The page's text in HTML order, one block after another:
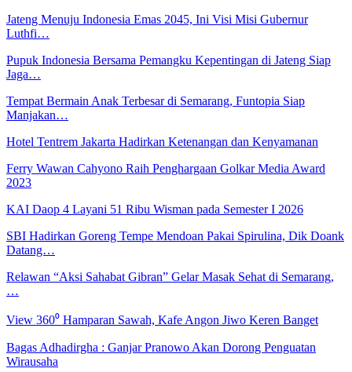
Jateng Menuju Indonesia Emas 2045, Ini Visi Misi Gubernur
Luthfi…
Pupuk Indonesia Bersama Pemangku Kepentingan di Jateng Siap
Jaga…
Tempat Bermain Anak Terbesar di Semarang, Funtopia Siap
Manjakan…
Hotel Tentrem Jakarta Hadirkan Ketenangan dan Kenyamanan
Ferry Wawan Cahyono Raih Penghargaan Golkar Media Award
2023
KAI Daop 4 Layani 51 Ribu Wisman pada Semester I 2026
SBI Hadirkan Goreng Tempe Mendoan Pakai Spirulina, Dik Doank
Datang…
Relawan “Aksi Sahabat Gibran” Gelar Masak Sehat di Semarang,
…
View 360⁰ Hamparan Sawah, Kafe Angon Jiwo Keren Banget
Bagas Adhadirgha : Ganjar Pranowo Akan Dorong Penguatan
Wirausaha